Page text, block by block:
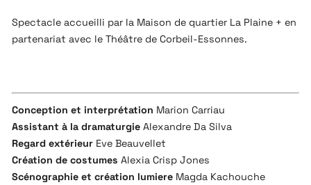
Spectacle accueilli par la Maison de quartier La Plaine + en
partenariat avec le Théâtre de Corbeil-Essonnes.
Conception et interprétation Marion Carriau
Assistant à la dramaturgie Alexandre Da Silva
Regard extérieur Eve Beauvellet
Création de costumes Alexia Crisp Jones
Scénographie et création lumiere Magda Kachouche